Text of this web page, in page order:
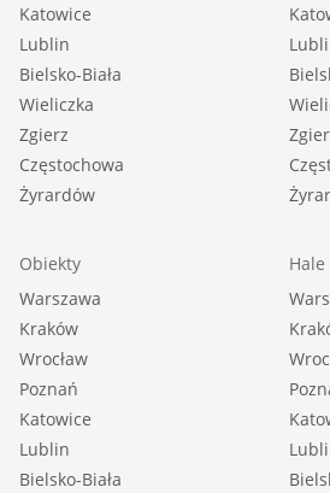
Katowice
Lublin
Bielsko-Biała
Wieliczka
Zgierz
Częstochowa
Żyrardów
Obiekty
Warszawa
Kraków
Wrocław
Poznań
Katowice
Lublin
Bielsko-Biała